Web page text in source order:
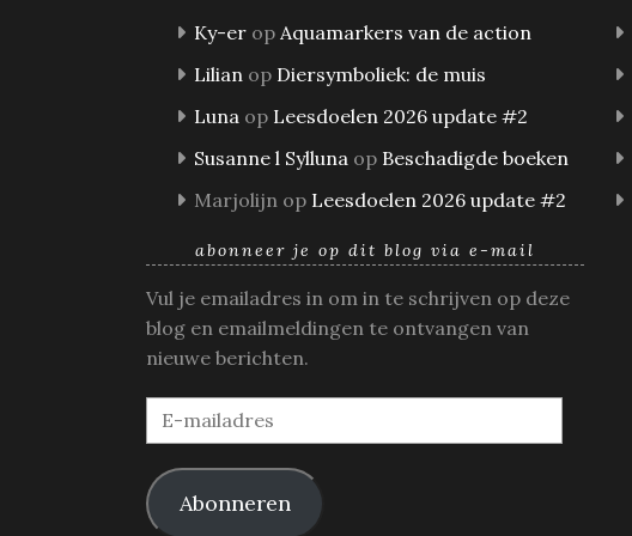
Ky-er op Aquamarkers van de action
Lilian op Diersymboliek: de muis
Luna op Leesdoelen 2026 update #2
Susanne l Sylluna op Beschadigde boeken
Marjolijn op Leesdoelen 2026 update #2
abonneer je op dit blog via e-mail
Vul je emailadres in om in te schrijven op deze
blog en emailmeldingen te ontvangen van
nieuwe berichten.
E-
mailadres
Abonneren